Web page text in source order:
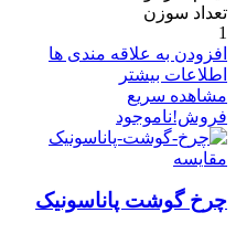
تعداد سوزن
1
افزودن به علاقه مندی ها
اطلاعات بیشتر
مشاهده سریع
فروش!ناموجود
مقایسه
چرخ گوشت پاناسونیک